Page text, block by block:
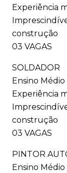
Experiência
construção
03 VAGAS
SOLDADOR
Ensino
Experiência
construção
03 VAGAS
PINTOR
Ensino